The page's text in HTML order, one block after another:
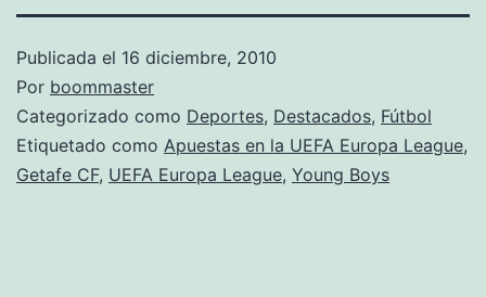
Publicada el 16 diciembre, 2010
Por boommaster
Categorizado como Deportes, Destacados, Fútbol
Etiquetado como Apuestas en la UEFA Europa League,
Getafe CF, UEFA Europa League, Young Boys